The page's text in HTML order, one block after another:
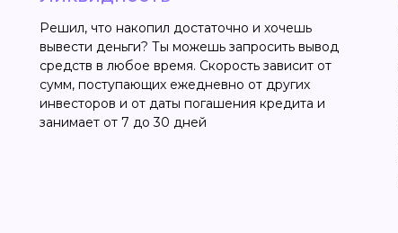
Решил, что накопил достаточно и хочешь
вывести деньги? Ты можешь запросить вывод
средств в любое время. Скорость зависит от
сумм, поступающих ежедневно от других
инвесторов и от даты погашения кредита и
занимает от 7 до 30 дней